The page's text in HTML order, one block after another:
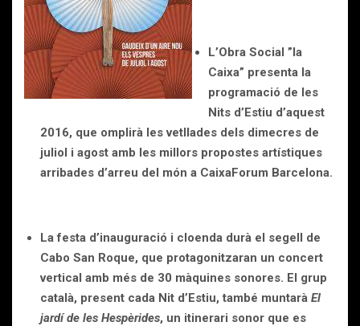
L’Obra Social ”la
Caixa” presenta la
programació de les
Nits d’Estiu d’aquest
2016, que omplirà les vetllades dels dimecres de
juliol i agost amb les millors propostes artístiques
arribades d’arreu del món a CaixaForum Barcelona.
La festa d’inauguració i cloenda durà el segell de
Cabo San Roque, que protagonitzaran un concert
vertical amb més de 30 màquines sonores. El grup
català, present cada Nit d’Estiu, també muntarà El
jardí de les Hespèrides, un itinerari sonor que es